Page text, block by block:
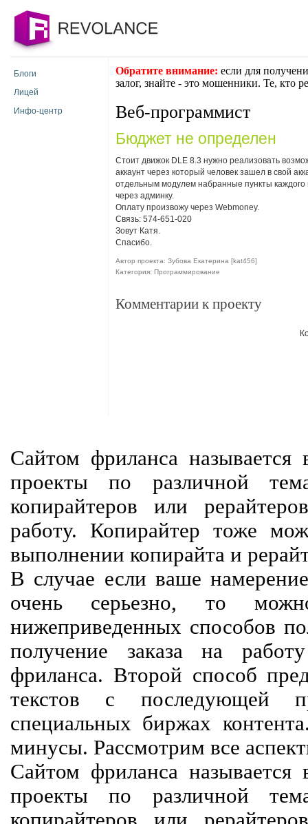
Блоги
Лицей
Инфо-центр
Обратите внимание: если для
залог, знайте - это мошенники. Те, кто
Веб-программист
Бюджет не определен
Стоит движок DLE 8.3 нужно реализовать
аккаунт через который человек зашел в свой
отдельным модулем набранные пункты
через админку.
Оплату произвожу через Webmoney.
Связь: 574-651-020
Зовут Катя.
Спасибо.
Автор проекта: Зубова Екатерина [kat456]
Категория: Программирование
Комментарии к проекту
Сайтом фриланса называется
проекты по различной
копирайтеров или
работу. Копирайтер тоже
выполнении копирайта и
В случае если ваше
очень серьезно, то
нижеприведенных способов
получение заказа на
фриланса. Второй способ
текстов с последующей
специальных биржах
минусы. Рассмотрим все
Сайтом фриланса называется
проекты по различной